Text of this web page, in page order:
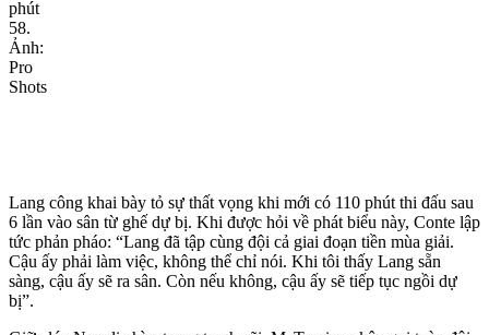
Lang công khai bày tỏ sự thất vọng khi mới có 110 phút thi đấu sau
6 lần vào sân từ ghế dự bị. Khi được hỏi về phát biểu này, Conte lập
tức phản pháo: “Lang đã tập cùng đội cả giai đoạn tiền mùa giải.
Cậu ấy phải làm việc, không thể chỉ nói. Khi tôi thấy Lang sẵn
sàng, cậu ấy sẽ ra sân. Còn nếu không, cậu ấy sẽ tiếp tục ngồi dự
bị”.